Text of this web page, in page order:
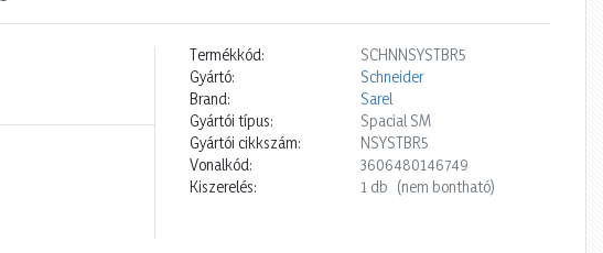
Termékkód:
SCHNNSYSTBR5
Gyártó:
Schneider
Brand:
Sarel
Gyártói típus:
Spacial SM
Gyártói cikkszám:
NSYSTBR5
Vonalkód:
3606480146749
Kiszerelés:
1 db (nem bontható)